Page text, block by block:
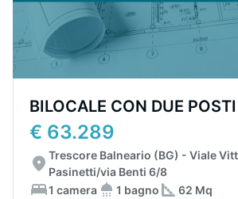
BILOCALE CON DUE
€ 63.289
Trescore Balneario (BG) - Viale
Pasinetti/via Benti 6/8
1 camera
1 bagno 62 Mq